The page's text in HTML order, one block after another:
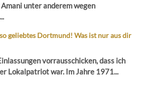
unter anderem wegen
geliebtes Dortmund! Was ist nur aus dir
vorrausschicken, dass ich
Lokalpatriot war. Im Jahre 1971...